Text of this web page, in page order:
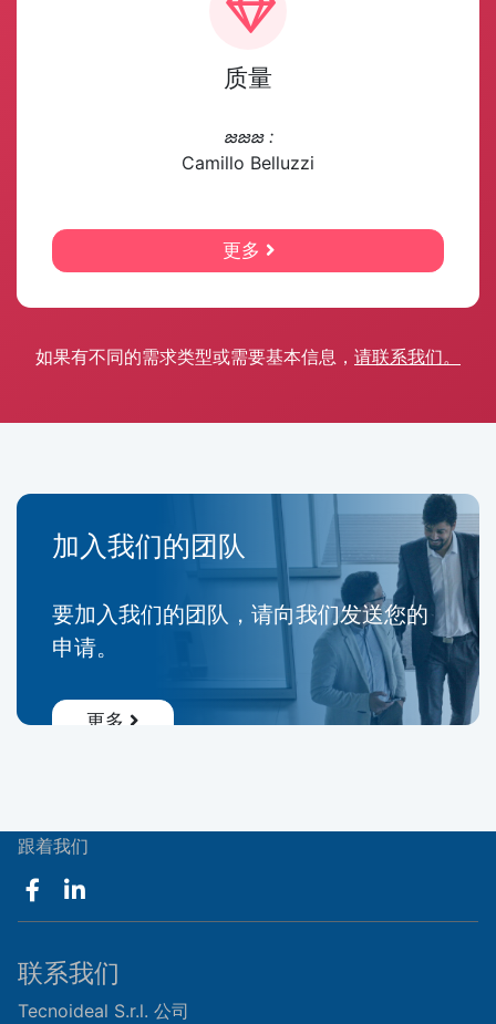
质量
జజజ :
Camillo Belluzzi
更多
如果有不同的需求类型或需要基本信息， 请联系我们。
加入我们的团队
要加入我们的团队，请向我们发送您的
申请。
更多
跟着我们
联系我们
Tecnoideal S.r.l. 公司